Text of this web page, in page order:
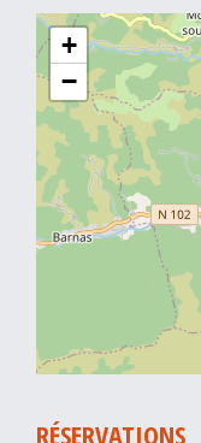
+
−
RÉSERVATIONS